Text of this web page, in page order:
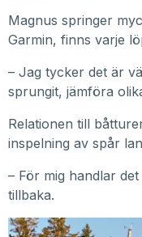
Magnus springer
Garmin, finns varje
– Jag tycker det är
sprungit, jämföra
Relationen till
inspelning av spår
– För mig handlar
tillbaka.